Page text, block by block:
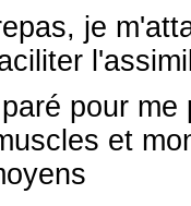
je
pour
et